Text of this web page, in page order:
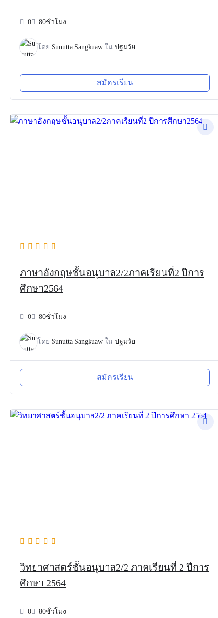
0 80ชั่วโมง
โดย Sunutta Sangkuaw ใน ปฐมวัย
สมัครเรียน
ภาษาอังกฤษชั้นอนุบาล2/2ภาคเรียนที่2 ปีการ
ศึกษา2564
0 80ชั่วโมง
โดย Sunutta Sangkuaw ใน ปฐมวัย
สมัครเรียน
วิทยาศาสตร์ชั้นอนุบาล2/2 ภาคเรียนที่ 2 ปีการ
ศึกษา 2564
0 80ชั่วโมง